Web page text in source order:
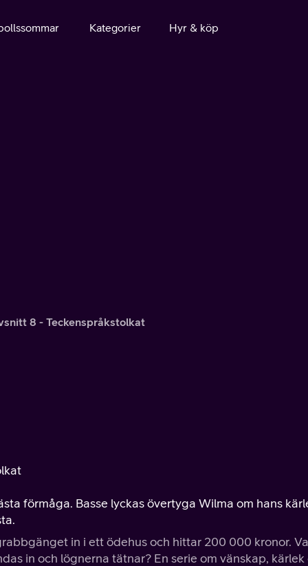
Kategorier Hyr & köp
8 - Teckenspråkstolkat
förmåga. Basse lyckas övertyga Wilma om hans
in i ett ödehus och hittar 200 000 kronor.
in och lögnerna tätnar? En serie om vänskap, kärlek